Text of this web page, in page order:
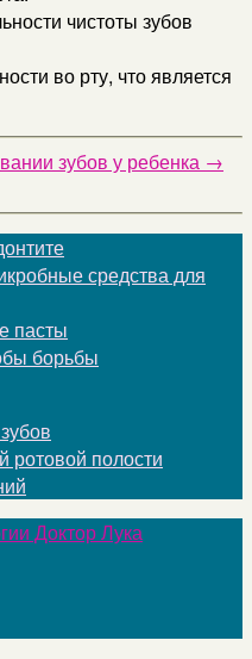
чистоты зубов
во рту, что является
зубов у ребенка →
средства для
пасты
борьбы
ротовой полости
Доктор Лука